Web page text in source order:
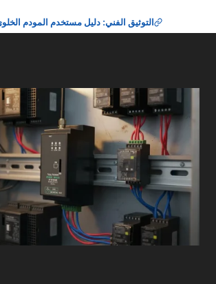
التوثيق الفني: دليل مستخدم المودم